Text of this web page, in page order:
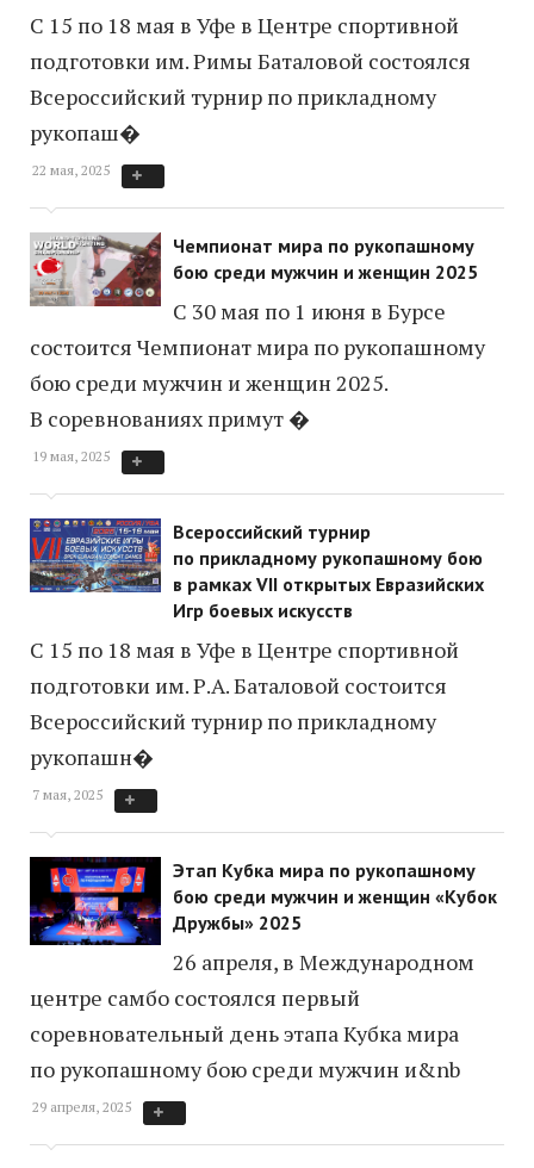
С 15 по 18 мая в Уфе в Центре спортивной
подготовки им. Римы Баталовой состоялся
Всероссийский турнир по прикладному
рукопаш�
22 мая, 2025
Чемпионат мира по рукопашному
бою среди мужчин и женщин 2025
С 30 мая по 1 июня в Бурсе
состоится Чемпионат мира по рукопашному
бою среди мужчин и женщин 2025.
В соревнованиях примут �
19 мая, 2025
Всероссийский турнир
по прикладному рукопашному бою
в рамках VII открытых Евразийских
Игр боевых искусств
С 15 по 18 мая в Уфе в Центре спортивной
подготовки им. Р.А. Баталовой состоится
Всероссийский турнир по прикладному
рукопашн�
7 мая, 2025
Этап Кубка мира по рукопашному
бою среди мужчин и женщин «Кубок
Дружбы» 2025
26 апреля, в Международном
центре самбо состоялся первый
соревновательный день этапа Кубка мира
по рукопашному бою среди мужчин и&nb
29 апреля, 2025